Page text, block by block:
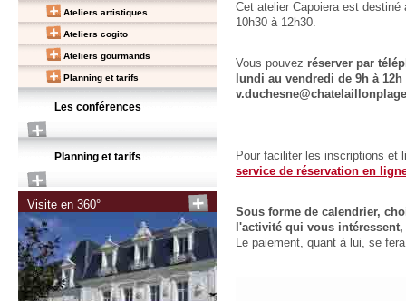
Ateliers artistiques
Ateliers cogito
Ateliers gourmands
Planning et tarifs
Les conférences
Planning et tarifs
Visite en 360°
Cet atelier Capoiera est
10h30 à 12h30.
Vous pouvez réserver par
lundi au vendredi de 9h à
Pour faciliter les inscriptions et
service de réservation en
Sous forme de calendrier,
l'activité qui vous
Le paiement, quant à lui, se